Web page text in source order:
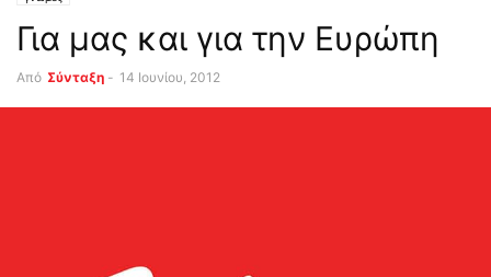
Για μας και για την Ευρώπη
Από Σύνταξη - 14 Ιουνίου, 2012